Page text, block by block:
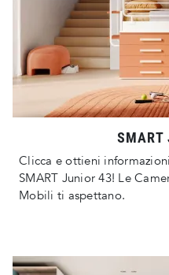
SMART
Clicca e ottieni
SMART Junior 43! Le
Mobili ti aspettano.